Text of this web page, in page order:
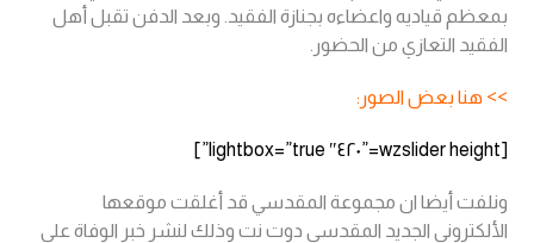
بمعظم قياديه واعضاءه بجنازة الفقيد. وبعد الدفن تقبل أهل
الفقيد التعازي من الحضور.
>> هنا بعض الصور:
[wzslider height=”٤٢٠″ lightbox=”true”]
ونلفت أيضا ان مجموعة المقدسي قد أغلقت موقعها
الألكتروني الجديد المقدسي دوت نت وذلك لنشر خبر الوفاة على